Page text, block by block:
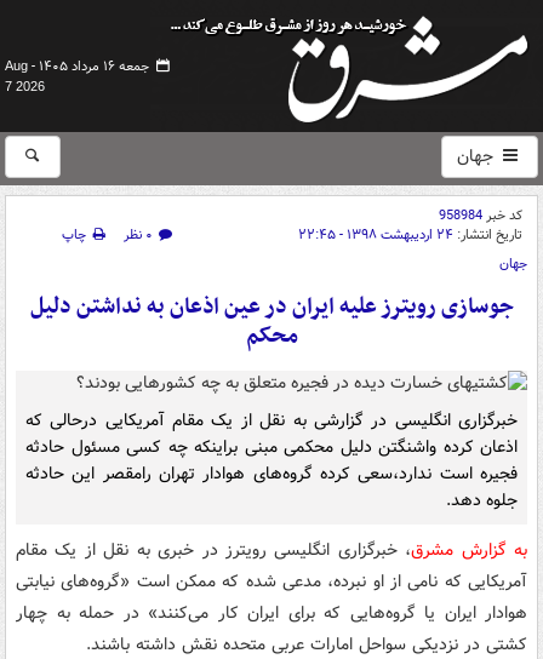
جمعه ۱۶ مرداد ۱۴۰۵ -
Aug
7 2026
جهان
کد خبر958984
تاریخ انتشار: ۲۴ اردیبهشت ۱۳۹۸ - ۲۲:۴۵ ۰ نظر
چاپ
جهان
جوسازی رویترز علیه ایران در عین اذعان به نداشتن دلیل
محکم
خبرگزاری انگلیسی در گزارشی به نقل از یک مقام آمریکایی درحالی که
اذعان کرده واشنگتن دلیل محکمی مبنی براینکه چه کسی مسئول حادثه
فجیره است ندارد،سعی کرده گروه‌های هوادار تهران رامقصر این حادثه
جلوه دهد.
به گزارش مشرق، خبرگزاری انگلیسی رویترز در خبری به نقل از یک مقام
آمریکایی که نامی از او نبرده، مدعی شده که ممکن است «گروه‌های نیابتی
هوادار ایران یا گروه‌هایی که برای ایران کار می‌کنند» در حمله به چهار
کشتی در نزدیکی سواحل امارات عربی متحده نقش داشته باشند.